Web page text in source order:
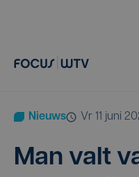
Nieuws vr 11 juni
Man valt